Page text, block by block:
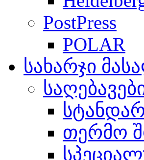
PostPress
POLAR
სახარჯი
თერმო